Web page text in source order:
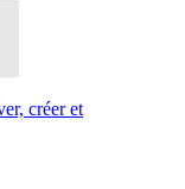
créer et